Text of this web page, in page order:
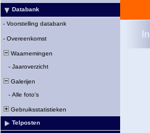
Databank
- Voorstelling databank
- Overeenkomst
Waarnemingen
- Jaaroverzicht
Galerijen
- Alle foto's
Gebruiksstatistieken
Telposten